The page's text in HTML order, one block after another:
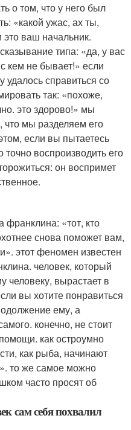
о том, что у него был
«какой ужас, ах ты,
ваш начальник.
типа: «да, у вас
кем не бывает!» если
удалось справиться со
так: «похоже,
это здорово!» мы
что мы разделяем его
если вы пытаетесь
воспроизводить его
он воспримет
«тот, кто
снова поможет вам,
этот феномен известен
человек, который
человеку, вырастает в
вы хотите понравиться
ему, а
конечно, не стоит
как остроумно
как рыба, начинают
то же самое можно
часто просят об
сам себя похвалил